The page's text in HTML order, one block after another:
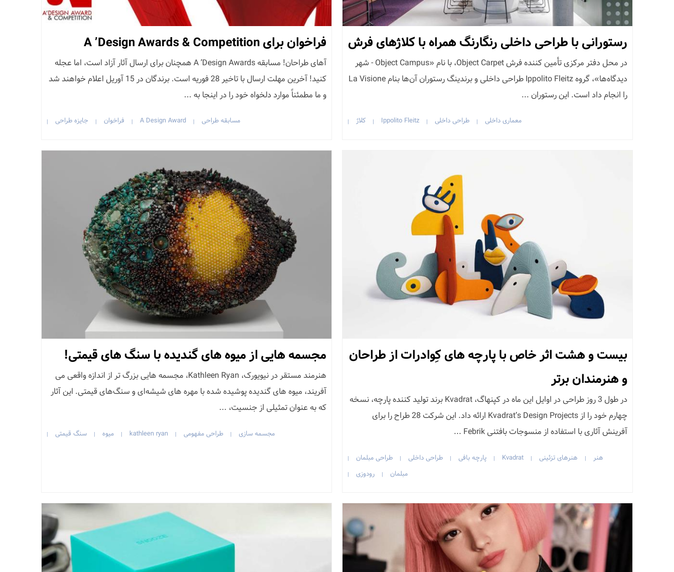
رستورانی با طراحی داخلی رنگارنگ همراه با کلاژهای فرش
در محل دفتر مرکزی تأمین کننده فرش Object Carpet، با نام «Object Campus - شهر
دیدگاه‌ها»، گروه Ippolito Fleitz طراحی داخلی و برندینگ رستوران آن‌ها بنام La Visione
را انجام داد است. این رستوران ...
معماری داخلی | طراحی داخلی |
Ippolito Fleitz
| کلاژ |
فراخوان برای A ’Design Awards & Competition
آهای طراحان! مسابقه A ’Design Awards همچنان برای ارسال آثار آزاد است، اما عجله
کنید! آخرین مهلت ارسال با تاخیر 28 فوریه است. برندگان در 15 آوریل اعلام خواهند شد
و ما مطمئناً موارد دلخواه خود را در اینجا به ...
مسابقه طراحی |
A Design Award
| فراخوان | جایزه طراحی |
بیست و هشت اثر خاص با پارچه های کِوادرات از طراحان
و هنرمندان برتر
در طول 3 روز طراحی در اوایل این ماه در کپنهاگ، Kvadrat برند تولید کننده پارچه، نسخه
چهارم خود را از Kvadrat’s Design Projects ارائه داد. این شرکت 28 طراح را برای
آفرینش آثاری با استفاده از منسوجات بافتنی Febrik ...
هنر | هنرهای تزئینی |
Kvadrat
| پارچه بافی | طراحی داخلی | طراحی مبلمان |
مبلمان | رودوزی |
مجسمه هایی از میوه های گندیده با سنگ های قیمتی!
هنرمند مستقر در نیویورک، Kathleen Ryan، مجسمه هایی بزرگ تر از اندازه واقعی می
آفریند، میوه های گندیده پوشیده شده با مهره های شیشه‌ای و سنگ‌های قیمتی. این آثار
که به‌ عنوان تمثیلی از جنسیت، ...
مجسمه سازی | طراحی مفهومی |
kathleen ryan
| میوه | سنگ قیمتی |